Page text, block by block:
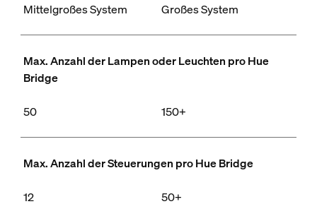
Mittelgroßes System Großes System
Max. Anzahl der Lampen oder Leuchten pro Hue
Bridge
50 150+
Max. Anzahl der Steuerungen pro Hue Bridge
12 50+